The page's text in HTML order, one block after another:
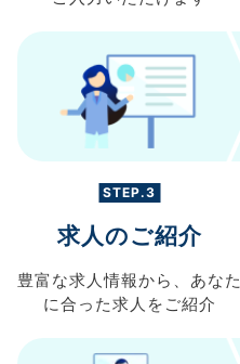
STEP.3
求人のご紹介
豊富な求人情報から、 あなた
に合った求人を ご紹介